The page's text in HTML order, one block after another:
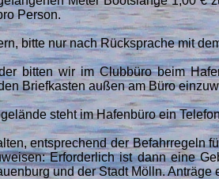
Person.
bitte nur nach Rücksprache mit
bitten wir im Clubbüro beim
Briefkasten außen am Büro
steht im Hafenbüro ein
entsprechend der Befahrregeln
Erforderlich ist dann eine
und der Stadt Mölln. Anträge